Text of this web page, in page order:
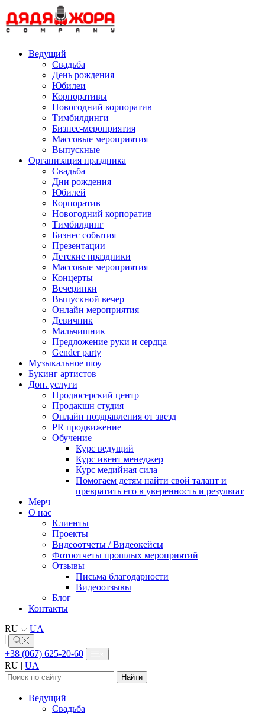
to
content
Ведущий
Свадьба
День рождения
Юбилеи
Корпоративы
Новогодний корпоратив
Тимбилдинги
Бизнес-мероприятия
Массовые мероприятия
Выпускные
Организация праздника
Свадьба
Дни рождения
Юбилей
Корпоратив
Новогодний корпоратив
Тимбилдинг
Бизнес события
Презентации
Детские праздники
Массовые мероприятия
Концерты
Вечеринки
Выпускной вечер
Онлайн мероприятия
Девичник
Мальчишник
Предложение руки и сердца
Gender party
Музыкальное шоу
Букинг артистов
Доп. услуги
Продюсерский центр
Продакшн студия
Онлайн поздравления от звезд
PR продвижение
Обучение
Курс ведущий
Курс ивент менеджер
Курс медийная сила
Помогаем детям найти свой талант и
превратить его в уверенность и результат
Мерч
О нас
Клиенты
Проекты
Видеоотчеты / Видеокейсы
Фотоотчеты прошлых мероприятий
Отзывы
Письма благодарности
Видеоотзывы
Блог
Контакты
RU
UA
+38 (067) 625-20-60
RU | UA
Найти:
Ведущий
Свадьба